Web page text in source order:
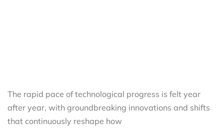
The rapid pace of technological progress is felt year
after year, with groundbreaking innovations and shifts
that continuously reshape how